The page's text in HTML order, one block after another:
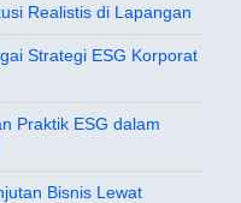
Realistis di Lapangan
Strategi ESG Korporat
Praktik ESG dalam
Bisnis Lewat